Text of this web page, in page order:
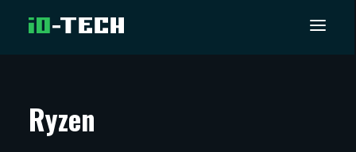
ARTIKKELIT
Ryzen